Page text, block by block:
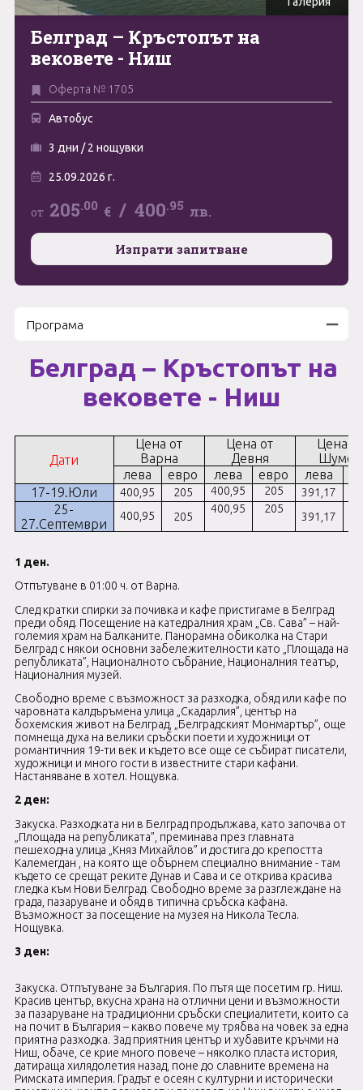
Май
Юни
Юли
Август
Септември
Декември
0894 466 775 Форма за запитване
Свържете се с нас
Белград – Кръстопът на
вековете - Ниш
Оферта № 1705
Автобус
3 дни / 2 нощувки
25.09.2026 г.
от 205.00 € / 400.95 лв.
Изпрати запитване
Програма
Белград – Кръстопът на
вековете - Ниш
Дати
Цена от
Варна
Цена от
Девня
Цена
Шумен
лева
евро лева евро лева
17-19.Юли
400,95 205 400,95 205 391,17
25-
27.Септември
400,95 205
400,95 205
391,17
1 ден.
Отпътуване в 01:00 ч. от Варна.
След кратки спирки за почивка и кафе пристигаме в Белград
преди обяд. Посещение на катедралния храм „Св. Сава” – най-
големия храм на Балканите. Панорамна обиколка на Стари
Белград с някои основни забележителности като „Площада на
републиката”, Националното събрание, Националния театър,
Националния музей.
Свободно време с възможност за разходка, обяд или кафе по
чаровната калдъръмена улица „Скадарлия”, център на
бохемския живот на Белград, „Белградският Монмартър”, още
помнеща духа на велики сръбски поети и художници от
романтичния 19-ти век и където все още се събират писатели,
художници и много гости в известните стари кафани.
Настаняване в хотел. Нощувка.
2 ден:
Закуска. Разходката ни в Белград продължава, като започва от
„Площада на републиката”, преминава през главната
пешеходна улица „Княз Михайлов” и достига до крепостта
Калемегдан , на която ще обърнем специално внимание - там
където се срещат реките Дунав и Сава и се открива красива
гледка към Нови Белград. Свободно време за разглеждане на
града, пазаруване и обяд в типична сръбска кафана.
Възможност за посещение на музея на Никола Тесла.
Нощувка.
3 ден:
Закуска. Отпътуване за България. По пътя ще посетим гр. Ниш.
Красив център, вкусна храна на отлични цени и възможности
за пазаруване на традиционни сръбски специалитети, които са
на почит в България – какво повече му трябва на човек за една
приятна разходка. Зад приятния център и хубавите кръчми на
Ниш, обаче, се крие много повече – няколко пласта история,
датираща хилядолетия назад, поне до славните времена на
Римската империя. Градът е осеян с културни и исторически